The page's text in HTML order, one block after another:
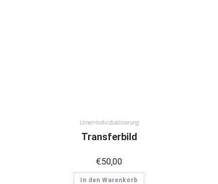
Urnen-Individualisierung
Transferbild
€50,00
In den Warenkorb